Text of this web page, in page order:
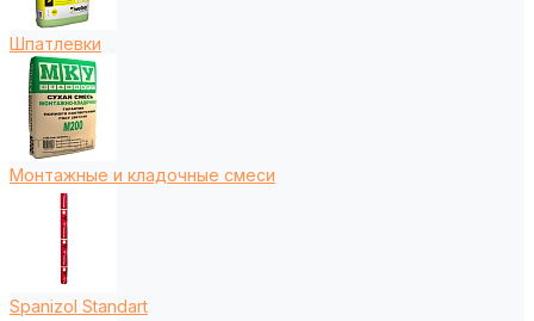
Шпатлевки
Монтажные и кладочные смеси
Spanizol Standart